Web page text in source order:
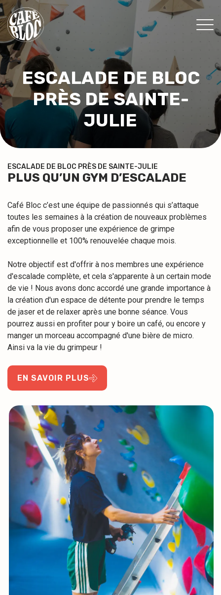
TARIFS
INFOS
ÉVÉNEMENTS & PROMOS
THÉRAPEUTES
CONTACT
CONSENTEMENT
EN
ESCALADE DE BLOC
PRÈS DE SAINTE-
JULIE
ESCALADE DE BLOC PRÈS DE SAINTE-JULIE
PLUS QU’UN GYM D’ESCALADE
Café Bloc c’est une équipe de passionnés qui s’attaque
toutes les semaines à la création de nouveaux problèmes
afin de vous proposer une expérience de grimpe
exceptionnelle et 100% renouvelée chaque mois.
Notre objectif est d'offrir à nos membres une expérience
d'escalade complète, et cela s'apparente à un certain mode
de vie ! Nous avons donc accordé une grande importance à
la création d'un espace de détente pour prendre le temps
de jaser et de relaxer après une bonne séance. Vous
pourrez aussi en profiter pour y boire un café, ou encore y
manger un morceau accompagné d'une bière de micro.
Ainsi va la vie du grimpeur !
EN SAVOIR PLUS